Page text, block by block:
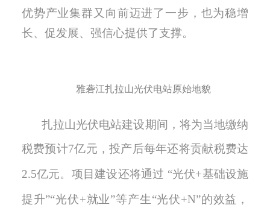
优势产业集群又向前迈进了一步 ， 也为稳增
长、促发展、强信心提供了支撑。
雅砻江扎拉山光伏电站原始地貌
扎拉山光伏电站建设期间，将为当地缴纳
税费预计7亿元，投产后每年还将贡献税费达
2.5亿元。项目建设还将通过 “光伏+基础设施
提升”“光伏+就业”等产生“光伏+N”的效益，